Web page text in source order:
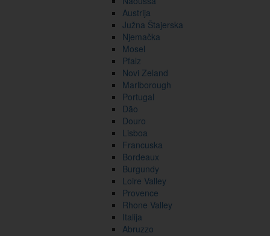
Austrija
Južna Štajerska
Njemačka
Mosel
Pfalz
Novi Zeland
Marlborough
Portugal
Dão
Douro
Lisboa
Francuska
Bordeaux
Burgundy
Loire Valley
Provence
Rhone Valley
Italija
Abruzzo